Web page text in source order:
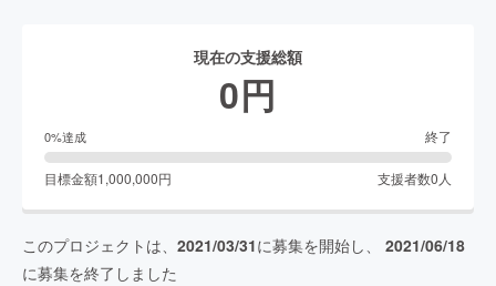
現在の支援総額
0円
0%達成 終了
目標金額1,000,000円 支援者数0 人
このプロジェクトは、 2021/03/31に募集を開始し、 2021/06/18
に募集を終了しました